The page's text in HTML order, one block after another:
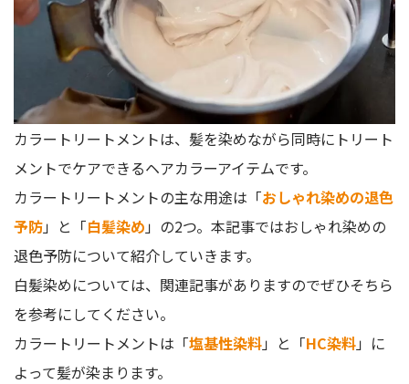
カラートリートメントは、髪を染めながら同時にトリート
メントでケアできるヘアカラーアイテムです。
カラートリートメントの主な用途は「おしゃれ染めの退色
予防」と「白髪染め」の2つ。本記事ではおしゃれ染めの
退色予防について紹介していきます。
白髪染めについては、関連記事がありますのでぜひそちら
を参考にしてください。
カラートリートメントは「塩基性染料」と「HC染料」に
よって髪が染まります。